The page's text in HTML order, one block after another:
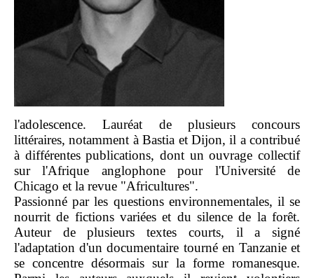
l'adolescence. Lauréat de plusieurs concours
littéraires, notamment à Bastia et Dijon, il a contribué
à différentes publications, dont un ouvrage collectif
sur l'Afrique anglophone pour l'Université de
Chicago et la revue "Africultures".
Passionné par les questions environnementales, il se
nourrit de fictions variées et du silence de la forêt.
Auteur de plusieurs textes courts, il a signé
l'adaptation d'un documentaire tourné en Tanzanie et
se concentre désormais sur la forme romanesque.